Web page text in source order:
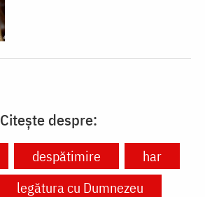
Citește despre:
despătimire
har
legătura cu Dumnezeu